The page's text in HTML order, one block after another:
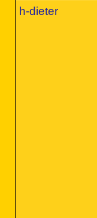
h-dieter